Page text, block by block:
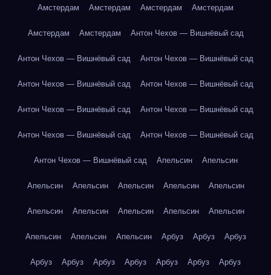
Амстердам Амстердам Амстердам Амстердам
Амстердам Амстердам Антон Чехов — Вишнёвый сад
Антон Чехов — Вишнёвый сад Антон Чехов — Вишнёвый сад
Антон Чехов — Вишнёвый сад Антон Чехов — Вишнёвый сад
Антон Чехов — Вишнёвый сад Антон Чехов — Вишнёвый сад
Антон Чехов — Вишнёвый сад Антон Чехов — Вишнёвый сад
Антон Чехов — Вишнёвый сад Апельсин Апельсин
Апельсин Апельсин Апельсин Апельсин Апельсин
Апельсин Апельсин Апельсин Апельсин Апельсин
Апельсин Апельсин Апельсин Арбуз Арбуз Арбуз
Арбуз Арбуз Арбуз Арбуз Арбуз Арбуз Арбуз